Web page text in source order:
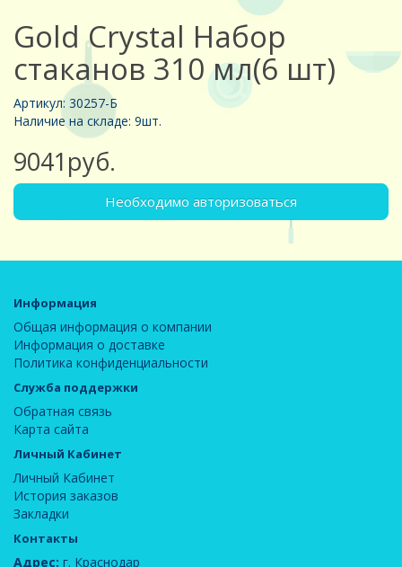
Gold Crystal Набор
стаканов 310 мл(6 шт)
Артикул: 30257-Б
Наличие на складе: 9шт.
9041руб.
Необходимо авторизоваться
Информация
Общая информация о компании
Информация о доставке
Политика конфиденциальности
Служба поддержки
Обратная связь
Карта сайта
Личный Кабинет
Личный Кабинет
История заказов
Закладки
Контакты
Адрес: г. Краснодар